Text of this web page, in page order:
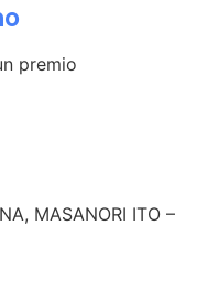
premio
MASANORI ITO –